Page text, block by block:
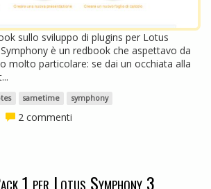
sullo sviluppo di plugins per Lotus
è un redbook che aspettavo da
molto particolare: se dai un occhiata alla
sametime symphony
2 commenti
1 per Lotus Symphony 3